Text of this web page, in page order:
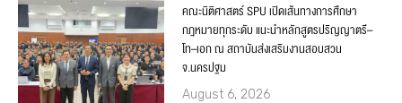
คณะนิติศาสตร์ SPU เปิดเส้นทางการศึกษา
กฎหมายทุกระดับ แนะนำหลักสูตรปริญญาตรี–
โท–เอก ณ สถาบันส่งเสริมงานสอบสวน
จ.นครปฐม
August 6, 2026